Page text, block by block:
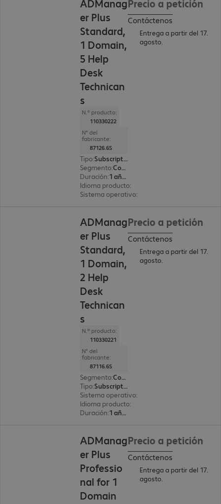
ADManag
er Plus
Standard,
1 Domain,
5 Help
Desk
Technican
s
N.º producto:
110330222
N° del
fabricante:
87126.6S
Tipo:
Subscription
Segmento:
Corporate
Duración:
1 año(s)
Idioma producto:
Sistema operativo:
Precio a petición
Contáctenos
Entrega a partir del 17.
agosto.
ADManag
er Plus
Standard,
1 Domain,
2 Help
Desk
Technican
s
N.º producto:
110330221
N° del
fabricante:
87116.6S
Segmento:
Corporate
Tipo:
Subscription
Sistema operativo:
Idioma producto:
Duración: 1 año(s)
Precio a petición
Contáctenos
Entrega a partir del 17.
agosto.
ADManag
er Plus
Professio
nal for 1
Domain
Precio a petición
Contáctenos
Entrega a partir del 17.
agosto.